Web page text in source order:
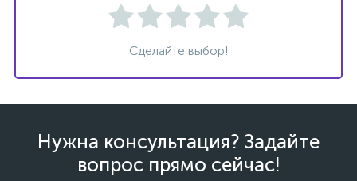
Сделайте выбор!
Нужна консультация? Задайте
вопрос прямо сейчас!